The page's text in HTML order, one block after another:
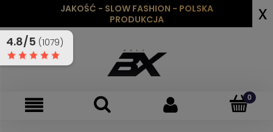
JAKOŚĆ - SLOW FASHION - POLSKA
PRODUKCJA
x
4.8/5 (1079)